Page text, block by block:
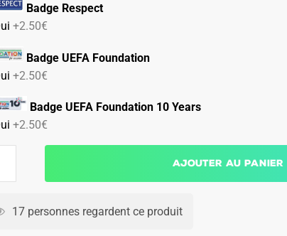
Badge Respect
+2.50€
Badge UEFA Foundation
+2.50€
Badge UEFA Foundation 10 Years
+2.50€
Ajouter au panier
17 personnes regardent ce produit